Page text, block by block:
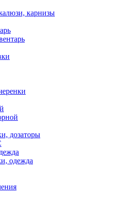
карнизы
дозаторы
одежда